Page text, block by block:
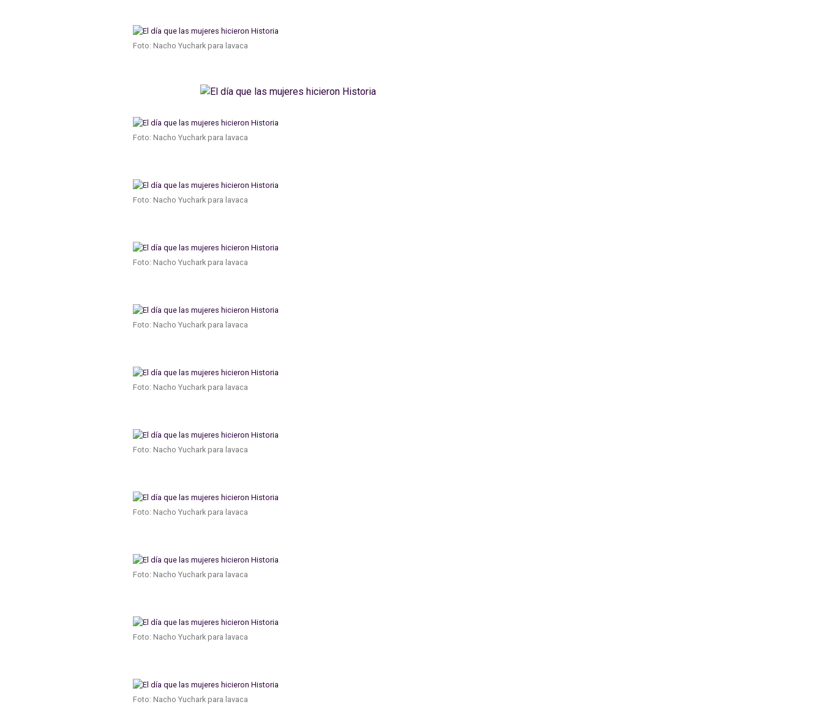
Foto: Nacho Yuchark para lavaca
Foto: Nacho Yuchark para lavaca
Foto: Nacho Yuchark para lavaca
Foto: Nacho Yuchark para lavaca
Foto: Nacho Yuchark para lavaca
Foto: Nacho Yuchark para lavaca
Foto: Nacho Yuchark para lavaca
Foto: Nacho Yuchark para lavaca
Foto: Nacho Yuchark para lavaca
Foto: Nacho Yuchark para lavaca
Foto: Nacho Yuchark para lavaca